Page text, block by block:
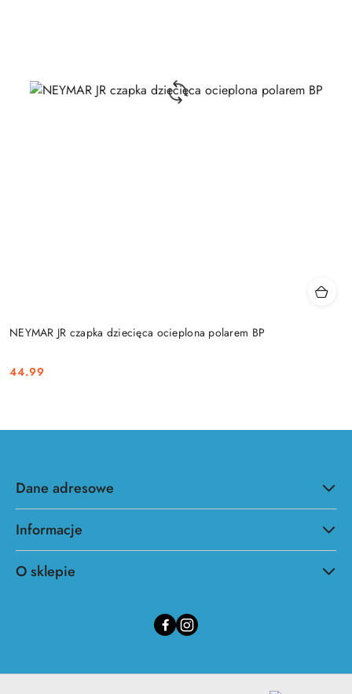
NEYMAR JR czapka dziecięca ocieplona polarem BP
Cena:
44.99
Dane adresowe
Informacje
O sklepie